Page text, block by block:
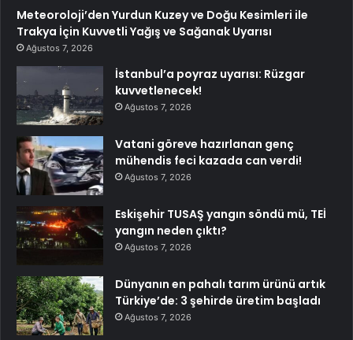
Meteoroloji’den Yurdun Kuzey ve Doğu Kesimleri ile
Trakya İçin Kuvvetli Yağış ve Sağanak Uyarısı
Ağustos 7, 2026
İstanbul’a poyraz uyarısı: Rüzgar
kuvvetlenecek!
Ağustos 7, 2026
Vatani göreve hazırlanan genç
mühendis feci kazada can verdi!
Ağustos 7, 2026
Eskişehir TUSAŞ yangın söndü mü, TEİ
yangın neden çıktı?
Ağustos 7, 2026
Dünyanın en pahalı tarım ürünü artık
Türkiye’de: 3 şehirde üretim başladı
Ağustos 7, 2026